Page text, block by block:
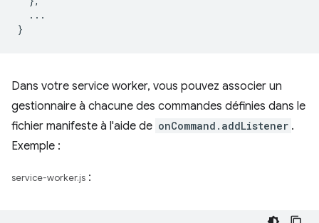
...
}
Dans votre service worker, vous pouvez associer un
gestionnaire à chacune des commandes définies dans le
fichier manifeste à l'aide de onCommand.addListener .
Exemple :
service-worker.js :